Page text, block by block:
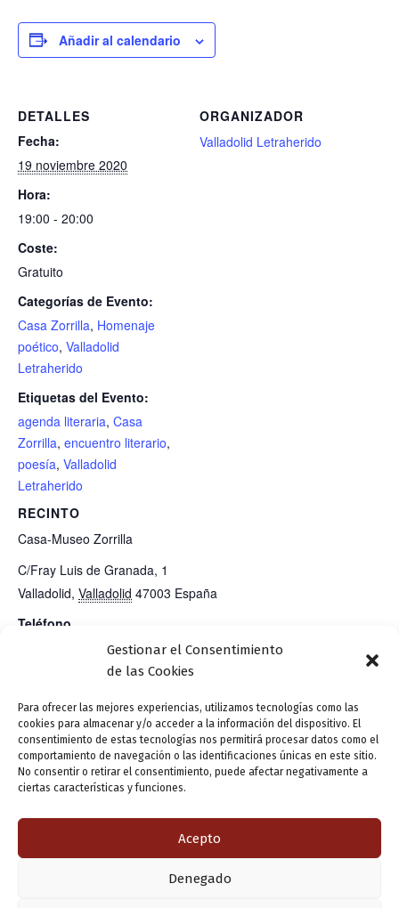
Gestionar el Consentimiento
de las Cookies
Para ofrecer las mejores experiencias, utilizamos tecnologías como las
cookies para almacenar y/o acceder a la información del dispositivo. El
consentimiento de estas tecnologías nos permitirá procesar datos como el
comportamiento de navegación o las identificaciones únicas en este sitio.
No consentir o retirar el consentimiento, puede afectar negativamente a
ciertas características y funciones.
Acepto
Denegado
Añadir al calendario
DETALLES
Fecha:
19 noviembre 2020
Hora:
19:00 - 20:00
Coste:
Gratuito
Categorías de Evento:
Casa Zorrilla, Homenaje
poético, Valladolid
Letraherido
Etiquetas del Evento:
agenda literaria, Casa
Zorrilla, encuentro literario,
poesía, Valladolid
Letraherido
RECINTO
Casa-Museo Zorrilla
C/Fray Luis de Granada, 1
Valladolid, Valladolid 47003 España
Teléfono
Ver el sitio web del Recinto
ORGANIZADOR
Valladolid Letraherido
Presentación editorial: «Algunas historias
no sirven para escribir canciones de amor».
Presentación editoiral:
«Stuka» (novela), de